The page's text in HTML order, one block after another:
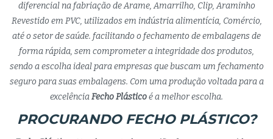
diferencial na fabriação de Arame, Amarrilho, Clip, Araminho
Revestido em PVC, utilizados em indústria alimentícia, Comércio,
até o setor de saúde. facilitando o fechamento de embalagens de
forma rápida, sem comprometer a integridade dos produtos,
sendo a escolha ideal para empresas que buscam um fechamento
seguro para suas embalagens. Com uma produção voltada para a
excelênciaFecho Plásticoé a melhor escolha.
PROCURANDO FECHO PLÁSTICO?